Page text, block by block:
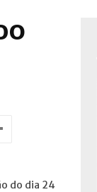
do dia 24